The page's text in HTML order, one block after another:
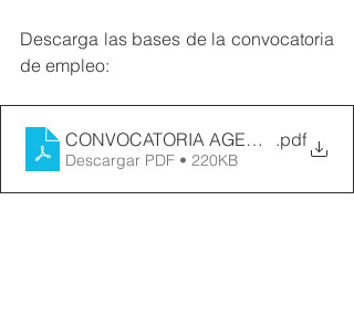
Descarga las bases de la convocatoria
de empleo:
CONVOCATORIA AGENTE DE
.pdf
Descargar PDF • 220KB